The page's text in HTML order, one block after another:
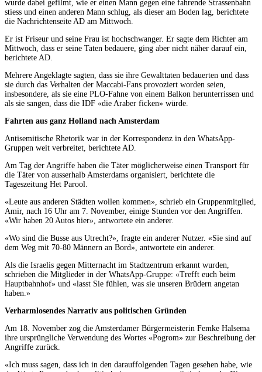
wurde dabei gefilmt, wie er einen Mann gegen eine fahrende Strassenbahn
stiess und einen anderen Mann schlug, als dieser am Boden lag, berichtete
die Nachrichtenseite AD am Mittwoch.
Er ist Friseur und seine Frau ist hochschwanger. Er sagte dem Richter am
Mittwoch, dass er seine Taten bedauere, ging aber nicht näher darauf ein,
berichtete AD.
Mehrere Angeklagte sagten, dass sie ihre Gewalttaten bedauerten und dass
sie durch das Verhalten der Maccabi-Fans provoziert worden seien,
insbesondere, als sie eine PLO-Fahne von einem Balkon herunterrissen und
als sie sangen, dass die IDF «die Araber ficken» würde.
Fahrten aus ganz Holland nach Amsterdam
Antisemitische Rhetorik war in der Korrespondenz in den WhatsApp-
Gruppen weit verbreitet, berichtete AD.
Am Tag der Angriffe haben die Täter möglicherweise einen Transport für
die Täter von ausserhalb Amsterdams organisiert, berichtete die
Tageszeitung Het Parool.
«Leute aus anderen Städten wollen kommen», schrieb ein Gruppenmitglied,
Amir, nach 16 Uhr am 7. November, einige Stunden vor den Angriffen.
«Wir haben 20 Autos hier», antwortete ein anderer.
«Wo sind die Busse aus Utrecht?», fragte ein anderer Nutzer. «Sie sind auf
dem Weg mit 70-80 Männern an Bord», antwortete ein anderer.
Als die Israelis gegen Mitternacht im Stadtzentrum erkannt wurden,
schrieben die Mitglieder in der WhatsApp-Gruppe: «Trefft euch beim
Hauptbahnhof» und «lasst Sie fühlen, was sie unseren Brüdern angetan
haben.»
Verharmlosendes Narrativ aus politischen Gründen
Am 18. November zog die Amsterdamer Bürgermeisterin Femke Halsema
ihre ursprüngliche Verwendung des Wortes «Pogrom» zur Beschreibung der
Angriffe zurück.
«Ich muss sagen, dass ich in den darauffolgenden Tagen gesehen habe, wie